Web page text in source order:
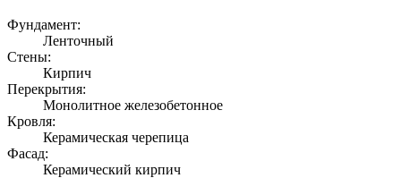
Фундамент:
Ленточный
Стены:
Кирпич
Перекрытия:
Монолитное железобетонное
Кровля:
Керамическая черепица
Фасад:
Керамический кирпич